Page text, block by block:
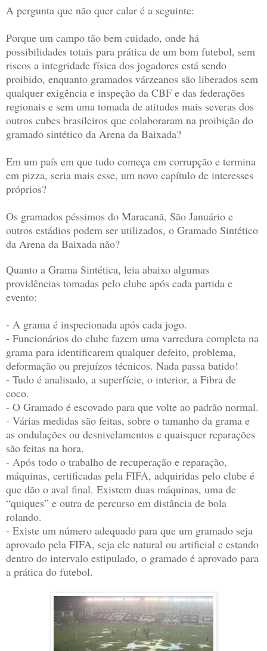
A pergunta que não quer calar é a seguinte:
Porque um campo tão bem cuidado, onde há
possibilidades totais para prática de um bom futebol, sem
riscos a integridade física dos jogadores está sendo
proibido, enquanto gramados várzeanos são liberados sem
qualquer exigência e inspeção da CBF e das federações
regionais e sem uma tomada de atitudes mais severas dos
outros cubes brasileiros que colaboraram na proibição do
gramado sintético da Arena da Baixada?
Em um país em que tudo começa em corrupção e termina
em pizza, seria mais esse, um novo capítulo de interesses
próprios?
Os gramados péssimos do Maracanã, São Januário e
outros estádios podem ser utilizados, o Gramado Sintético
da Arena da Baixada não?
Quanto a Grama Sintética, leia abaixo algumas
providências tomadas pelo clube após cada partida e
evento:
- A grama é inspecionada após cada jogo.
- Funcionários do clube fazem uma varredura completa na
grama para identificarem qualquer defeito, problema,
deformação ou prejuízos técnicos. Nada passa batido!
- Tudo é analisado, a superfície, o interior, a Fibra de
coco.
- O Gramado é escovado para que volte ao padrão normal.
- Várias medidas são feitas, sobre o tamanho da grama e
as ondulações ou desnivelamentos e quaisquer reparações
são feitas na hora.
- Após todo o trabalho de recuperação e reparação,
máquinas, certificadas pela FIFA, adquiridas pelo clube é
que dão o aval final. Existem duas máquinas, uma de
“quiques” e outra de percurso em distância de bola
rolando.
- Existe um número adequado para que um gramado seja
aprovado pela FIFA, seja ele natural ou artificial e estando
dentro do intervalo estipulado, o gramado é aprovado para
a prática do futebol.